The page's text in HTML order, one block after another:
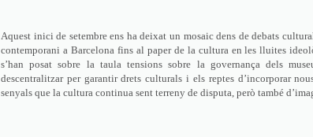
Aquest inici de setembre ens ha deixat un mosaic dens de debats
contemporani a Barcelona fins al paper de la cultura en les lluites
s’han posat sobre la taula tensions sobre la governança dels
descentralitzar per garantir drets culturals i els reptes d’incorporar
senyals que la cultura continua sent terreny de disputa, però també